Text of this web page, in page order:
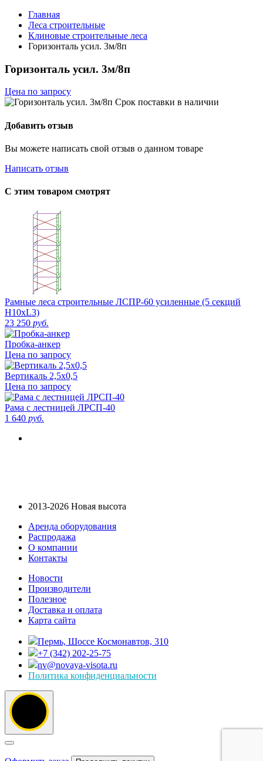
Главная
Леса строительные
Клиновые строительные леса
Горизонталь усил. 3м/8п
Горизонталь усил. 3м/8п
Цена по запросу
Срок поставки в наличии
Добавить отзыв
Вы можете написать свой отзыв о данном товаре
Написать отзыв
С этим товаром смотрят
Рамные леса строительные ЛСПР-60 усиленные (5 секций
H10xL3)
23 250 руб.
Пробка-анкер
Цена по запросу
Вертикаль 2,5х0,5
Цена по запросу
Рама с лестницей ЛРСП-40
1 640 руб.
2013-2026 Новая высота
Аренда оборудования
Распродажа
О компании
Контакты
Новости
Производители
Полезное
Доставка и оплата
Карта сайта
Пермь, Шоссе Космонавтов, 310
+7 (342) 202-25-75
nv@novaya-visota.ru
Политика конфиденциальности